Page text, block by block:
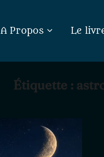
A Propos Le
Étiquette :